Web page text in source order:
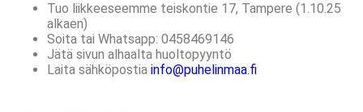
Tuo liikkeeseemme teiskontie 17, Tampere (1.10.25
alkaen)
Soita tai Whatsapp: 0458469146
Jätä sivun alhaalta huoltopyyntö
Laita sähköpostia info@puhelinmaa.fi